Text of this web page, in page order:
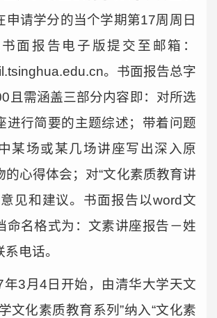
申请学分的当个学期第17周周日
面报告电子版提交至邮箱：
。书面报告总字
且需涵盖三部分内容即：对所选
进行简要的主题综述；带着问题
某场或某几场讲座写出深入原
的心得体会；对“文化素质教育讲
见和建议。书面报告以word文
命名格式为：文素讲座报告－姓
电话。
年3月4日开始，由清华大学天文
文化素质教育系列”纳入“文化素